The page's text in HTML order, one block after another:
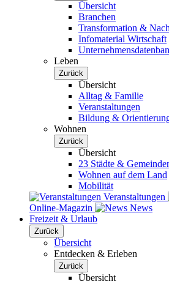
Übersicht
Branchen
Transformation &
Infomaterial Wirtschaft
Leben
Zurück
Übersicht
Alltag & Familie
Veranstaltungen
Bildung &
Wohnen
Zurück
Übersicht
23 Städte &
Wohnen auf dem Land
Mobilität
Veranstaltungen
Online-Magazin
News
Freizeit & Urlaub
Zurück
Übersicht
Entdecken & Erleben
Zurück
Übersicht